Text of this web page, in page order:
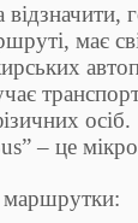
має
осіб.
– це